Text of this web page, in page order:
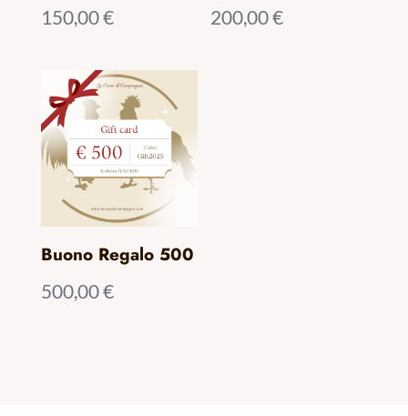
150,00€ 200,00€
Buono Regalo 500
500,00€